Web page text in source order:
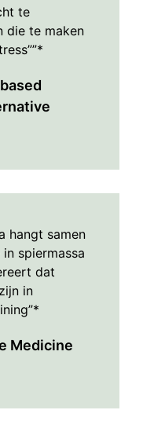
te
die te maken
hangt samen
spiermassa
dat
in
Medicine